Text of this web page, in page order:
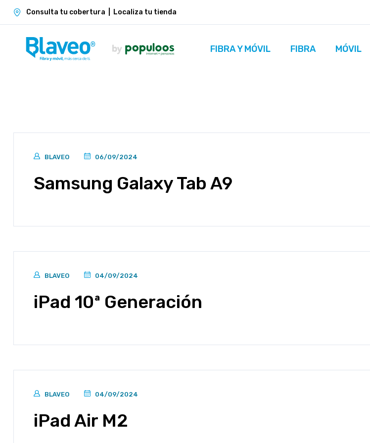
Consulta tu cobertura Localiza tu tienda
FIBRA Y MÓVIL FIBRA MÓVIL
BLAVEO 06/09/2024
Samsung Galaxy Tab A9
BLAVEO 04/09/2024
iPad 10ª Generación
BLAVEO 04/09/2024
iPad Air M2